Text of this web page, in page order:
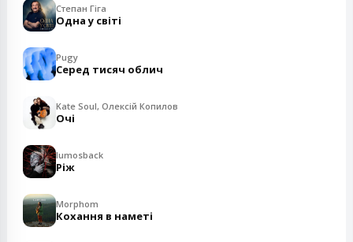
Степан Гіга
Одна у світі
Pugy
Серед тисяч облич
Kate Soul, Олексій Копилов
Очі
lumosback
Ріж
Morphom
Кохання в наметі